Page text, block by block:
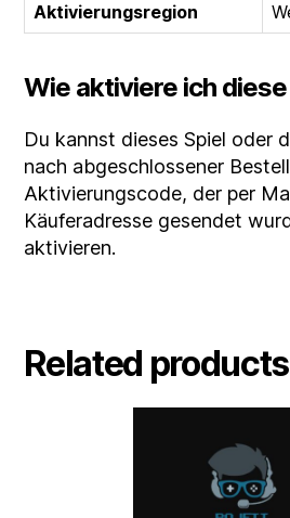
Aktivierungsregion
Wie aktiviere ich
Du kannst dieses Spiel oder
nach abgeschlossener
Aktivierungscode, der per
Käuferadresse gesendet
aktivieren.
Related products